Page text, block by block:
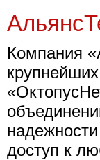
Компания
доступ к